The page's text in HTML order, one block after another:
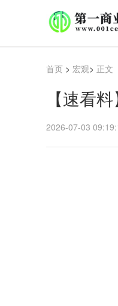
首页 > 宏观> 正文
【速看
2026-07-03